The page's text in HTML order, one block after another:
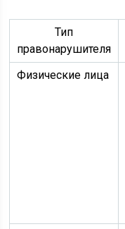
Тип
правонарушителя
Физические лица